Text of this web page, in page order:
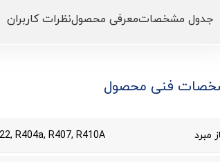
جدول مشخصاتمعرفی محصولنظرات کاربران
فنی محصول
مبرد R404a, R407, R410A